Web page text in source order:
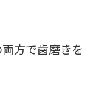
方で歯磨きを